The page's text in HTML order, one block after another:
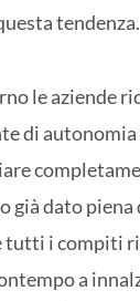
tendenza.
le aziende
di
già dato
tutti i compiti
a